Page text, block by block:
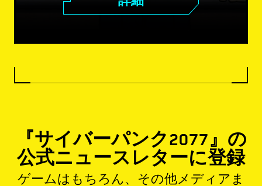
『サイバーパンク2077』の
公式ニュースレターに登録
ゲームはもちろん、その他メディアま